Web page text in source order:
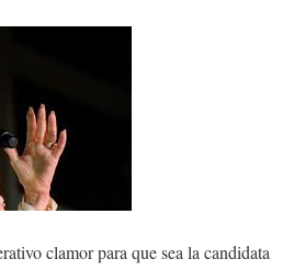
clamor para que sea la candidata